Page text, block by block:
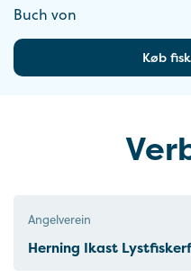
Buch von
Køb
Angelverein
Herning Ikast